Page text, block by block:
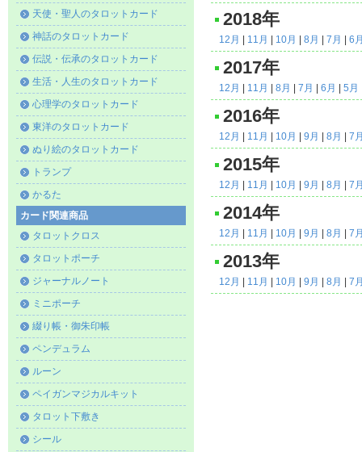
天使・聖人のタロットカード
神話のタロットカード
伝説・伝承のタロットカード
生活・人生のタロットカード
心理学のタロットカード
東洋のタロットカード
ぬり絵のタロットカード
トランプ
かるた
カード関連商品
タロットクロス
タロットポーチ
ジャーナルノート
ミニポーチ
綴り帳・御朱印帳
ペンデュラム
ルーン
ペイガンマジカルキット
タロット下敷き
シール
2018年
12月 11月 10月 8月 7月 6
2017年
12月 11月 8月 7月 6月 5月
2016年
12月 11月 10月 9月 8月 7
2015年
12月 11月 10月 9月 8月 7
2014年
12月 11月 10月 9月 8月 7
2013年
12月 11月 10月 9月 8月 7